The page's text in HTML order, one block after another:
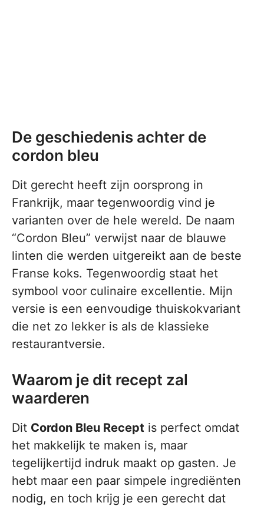
De geschiedenis achter de
cordon bleu
Dit gerecht heeft zijn oorsprong in
Frankrijk, maar tegenwoordig vind je
varianten over de hele wereld. De naam
“Cordon Bleu” verwijst naar de blauwe
linten die werden uitgereikt aan de beste
Franse koks. Tegenwoordig staat het
symbool voor culinaire excellentie. Mijn
versie is een eenvoudige thuiskokvariant
die net zo lekker is als de klassieke
restaurantversie.
Waarom je dit recept zal
waarderen
Dit Cordon Bleu Recept is perfect omdat
het makkelijk te maken is, maar
tegelijkertijd indruk maakt op gasten. Je
hebt maar een paar simpele ingrediënten
nodig, en toch krijg je een gerecht dat